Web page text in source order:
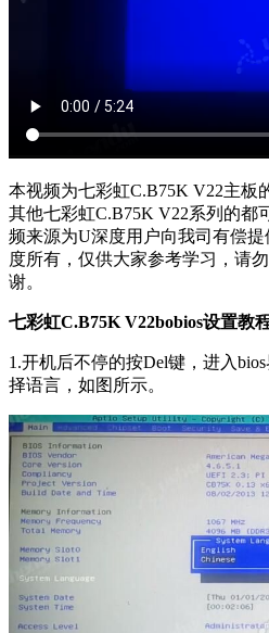
本视频为七彩虹C.B75K V22主板
其他七彩虹C.B75K V22系列的都
频来源为U深度用户向我司有偿
度所有，仅供大家参考学习，请
谢。
七彩虹C.B75K V22bobios设置教
1.开机后不停的按Del键，进入
择语言，如图所示。